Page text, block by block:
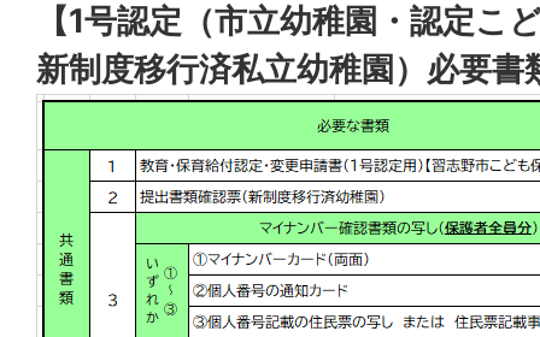
【1号認定（市立幼稚園・認定こ
新制度移行済私立幼稚園）必要書